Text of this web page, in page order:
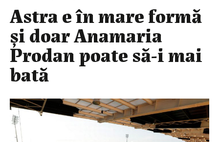
Astra e în mare formă
și doar Anamaria
Prodan poate să-i mai
bată